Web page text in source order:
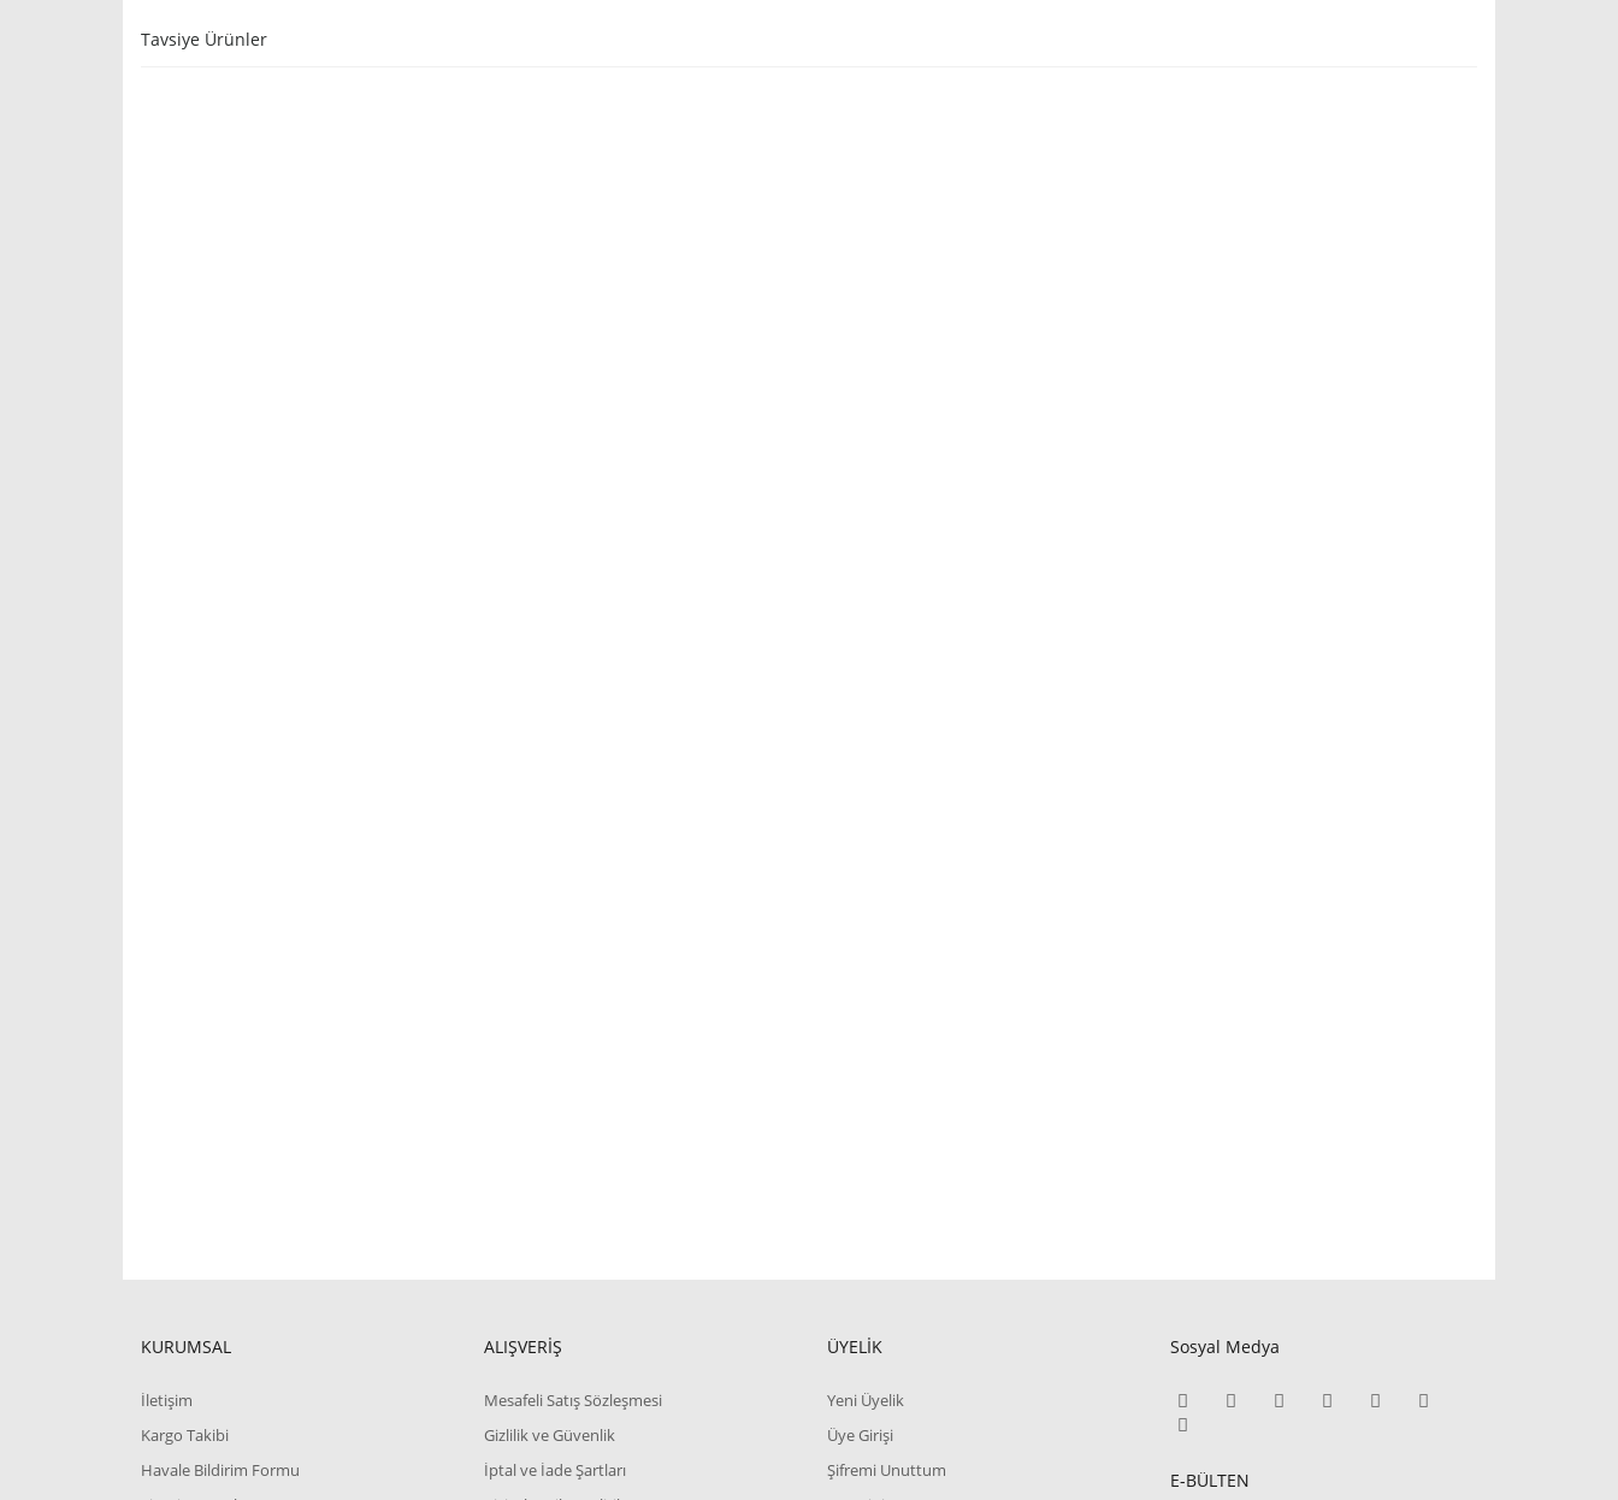
Tavsiye Ürünler
KURUMSAL
İletişim
Kargo Takibi
Havale Bildirim Formu
ALIŞVERİŞ
Mesafeli Satış Sözleşmesi
Gizlilik ve Güvenlik
İptal ve İade Şartları
ÜYELİK
Yeni Üyelik
Üye Girişi
Şifremi Unuttum
Sosyal Medya
E-BÜLTEN